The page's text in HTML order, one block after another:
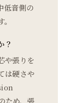
低音側の
？
や張りを
は硬さや